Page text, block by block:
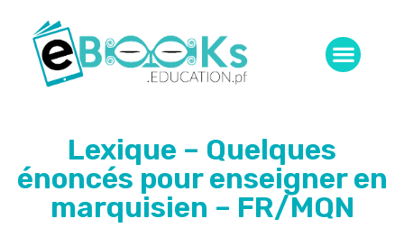
Lexique – Quelques
énoncés pour enseigner en
marquisien – FR/MQN